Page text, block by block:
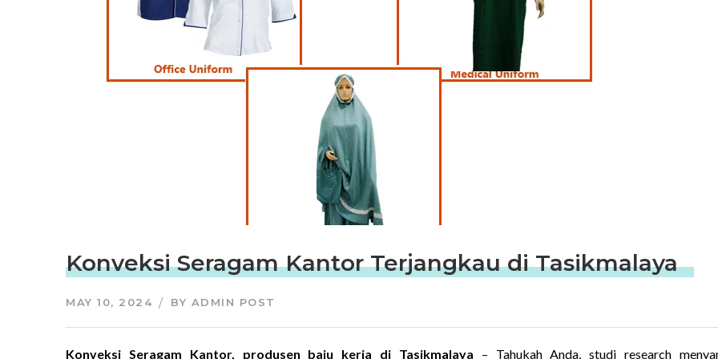
Konveksi Seragam Kantor Terjangkau di Tasikmalaya
MAY 10, 2024 BY ADMIN POST
Konveksi Seragam Kantor, produsen baju kerja di Tasikmalaya – Tahukah Anda, studi research